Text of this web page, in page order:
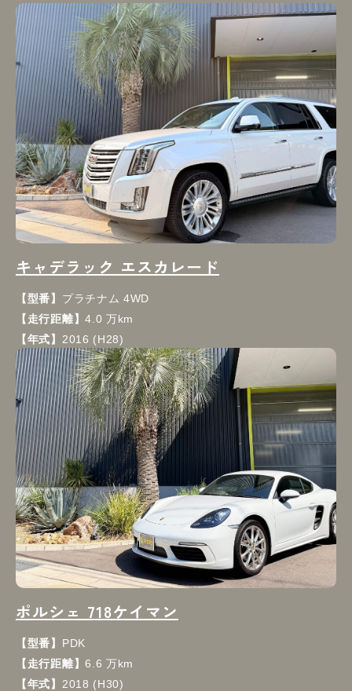
キャデラック エスカレード
【型番】 プラチナム 4WD
【走行距離】4.0 万km
【年式】 2016 (H28)
ポルシェ 718ケイマン
【型番】 PDK
【走行距離】6.6 万km
【年式】 2018 (H30)